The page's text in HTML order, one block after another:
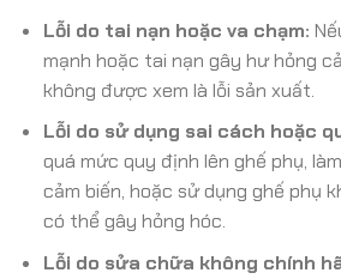
Lỗi do tai nạn hoặc va chạm:
mạnh hoặc tai nạn gây hư hỏng
không được xem là lỗi sản xuất.
Lỗi do sử dụng sai cách hoặc
quá mức quy định lên ghế phụ,
cảm biến, hoặc sử dụng ghế phụ
có thể gây hỏng hóc.
Lỗi do sửa chữa không chính